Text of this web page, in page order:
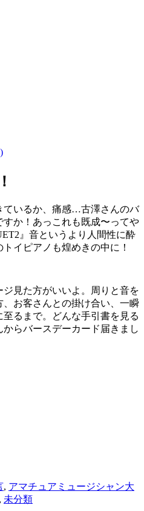
ているか、痛感…古澤さんのバ
か！あっこれも既成〜ってや
』音というより人間性に酔
イピアノも煌めきの中に！
見た方がいいよ。周りと音を
お客さんとの掛け合い、一瞬
るまで。どんな手引書を見る
らバースデーカード届きまし
, アマチュアミュージシャン大
, 未分類